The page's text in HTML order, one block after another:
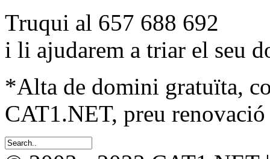
Truqui al 657 688 692
i li ajudarem a triar el seu
*Alta de domini gratuïta,
CAT1.NET, preu